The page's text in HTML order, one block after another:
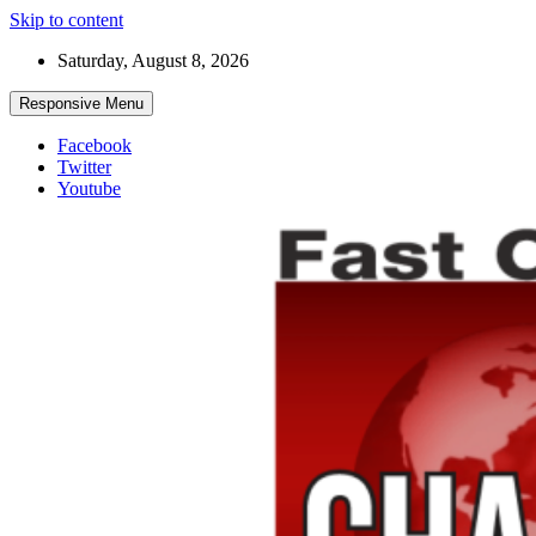
Skip to content
Saturday, August 8, 2026
Responsive Menu
Facebook
Twitter
Youtube